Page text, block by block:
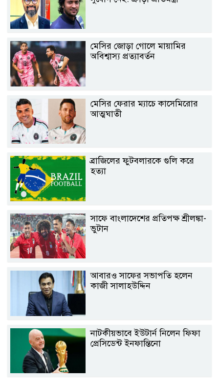
মেসির জোড়া গোলে মায়ামির
অবিশ্বাস্য প্রত্যাবর্তন
মেসির ফেরার ম্যাচে কাসেমিরোর
আত্মঘাতী
ব্রাজিলের ফুটবলারকে গুলি করে
হত্যা
সাফে বাংলাদেশের প্রতিপক্ষ শ্রীলঙ্কা-
ভুটান
আবারও সাফের সভাপতি হলেন
কাজী সালাহউদ্দিন
নাটকীয়ভাবে ইউটার্ন নিলেন ফিফা
প্রেসিডেন্ট ইনফান্তিনো